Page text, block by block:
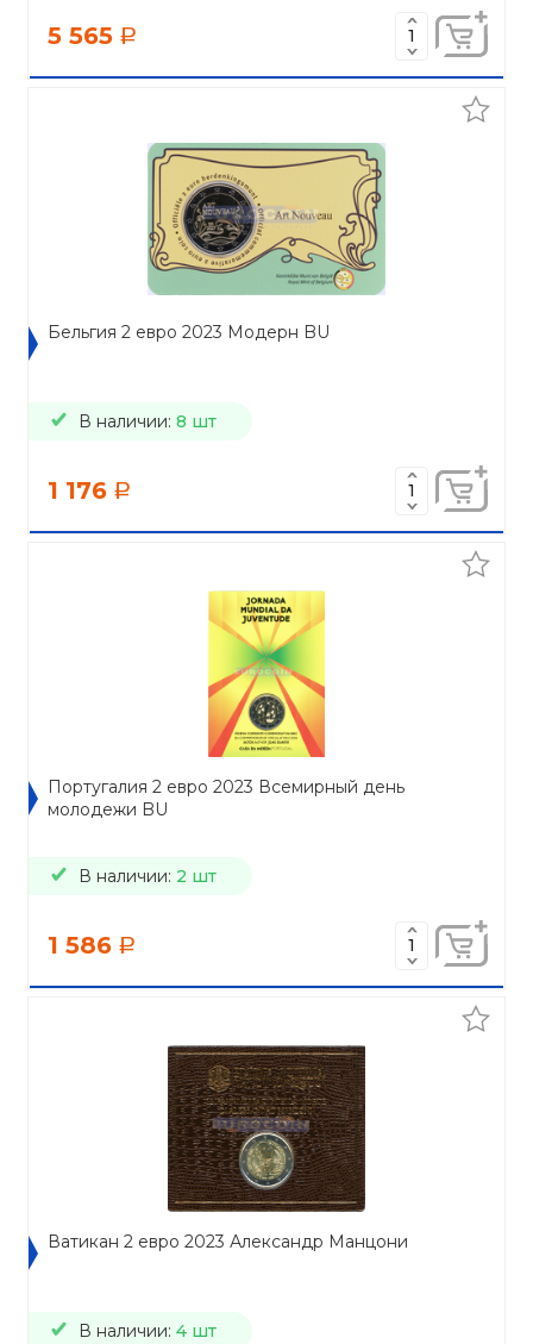
5 565 a
Бельгия 2 евро 2023 Модерн BU
В наличии: 8 шт
1 176 a
Португалия 2 евро 2023 Всемирный день
молодежи BU
В наличии: 2 шт
1 586 a
Ватикан 2 евро 2023 Александр Манцони
В наличии: 4 шт